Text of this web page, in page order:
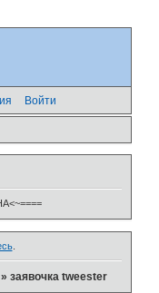
Войти
.
»заявочка tweester